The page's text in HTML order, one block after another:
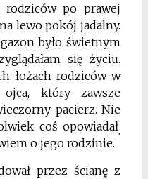
rodziców po prawej
lewo pokój jadalny.
było świetnym
się życiu.
łożach rodziców w
ojca, który zawsze
pacierz. Nie
coś opowiadał
o jego rodzinie.
przez ścianę z